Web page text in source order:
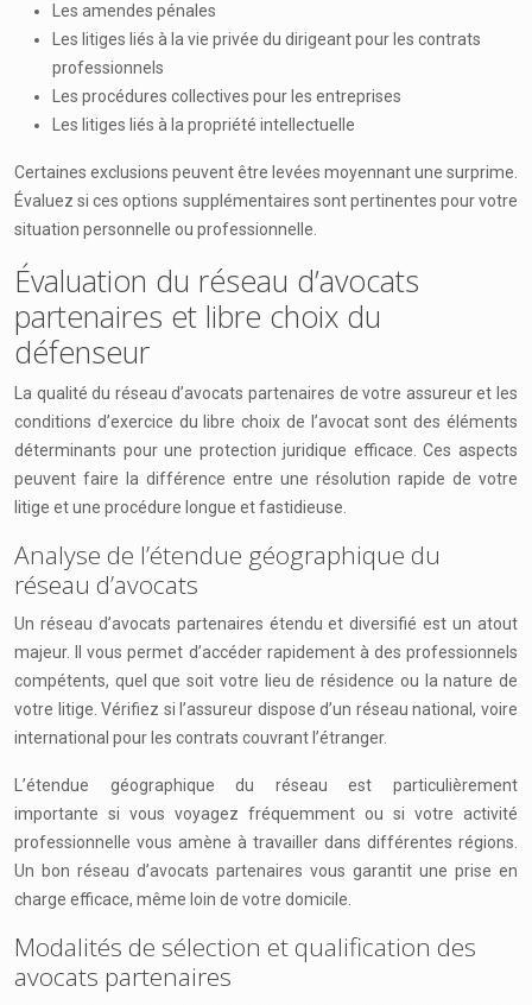
Les amendes pénales
Les litiges liés à la vie privée du dirigeant pour les contrats
professionnels
Les procédures collectives pour les entreprises
Les litiges liés à la propriété intellectuelle
Certaines exclusions peuvent être levées moyennant une surprime.
Évaluez si ces options supplémentaires sont pertinentes pour votre
situation personnelle ou professionnelle.
Évaluation du réseau d’avocats
partenaires et libre choix du
défenseur
La qualité du réseau d’avocats partenaires de votre assureur et les
conditions d’exercice du libre choix de l’avocat sont des éléments
déterminants pour une protection juridique efficace. Ces aspects
peuvent faire la différence entre une résolution rapide de votre
litige et une procédure longue et fastidieuse.
Analyse de l’étendue géographique du
réseau d’avocats
Un réseau d’avocats partenaires étendu et diversifié est un atout
majeur. Il vous permet d’accéder rapidement à des professionnels
compétents, quel que soit votre lieu de résidence ou la nature de
votre litige. Vérifiez si l’assureur dispose d’un réseau national, voire
international pour les contrats couvrant l’étranger.
L’étendue géographique du réseau est particulièrement
importante si vous voyagez fréquemment ou si votre activité
professionnelle vous amène à travailler dans différentes régions.
Un bon réseau d’avocats partenaires vous garantit une prise en
charge efficace, même loin de votre domicile.
Modalités de sélection et qualification des
avocats partenaires